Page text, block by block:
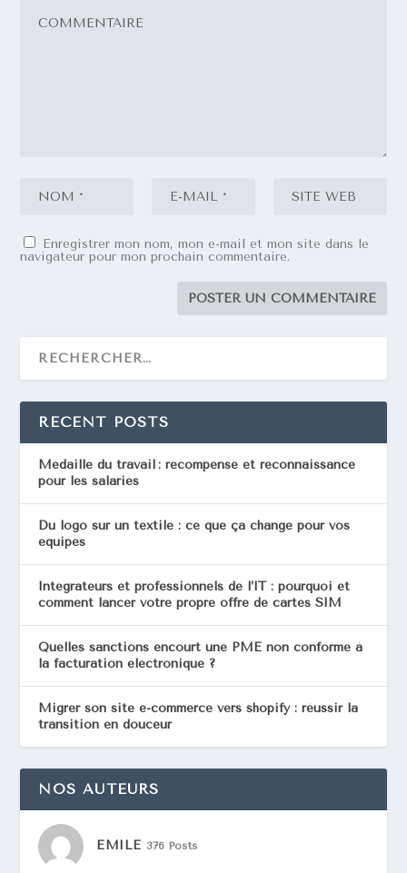
Enregistrer mon nom, mon e-mail et mon site dans le
navigateur pour mon prochain commentaire.
RECENT POSTS
Médaille du travail : récompense et reconnaissance
pour les salariés
Du logo sur un textile : ce que ça change pour vos
équipes
Intégrateurs et professionnels de l’IT : pourquoi et
comment lancer votre propre offre de cartes SIM
Quelles sanctions encourt une PME non conforme à
la facturation électronique ?
Migrer son site e-commerce vers shopify : réussir la
transition en douceur
NOS AUTEURS
EMILE 376 Posts